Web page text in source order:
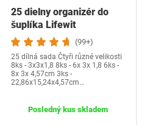
25 dielny organizér do
šuplíka Lifewit
(99+)
25 dílná sada Čtyři různé velikosti
8ks - 3x3x1,8 8ks - 6x 3x 1,8 6ks -
8x 3x 4,57cm 3ks -
22,86x15,24x4,57cm…
Posledný kus skladem